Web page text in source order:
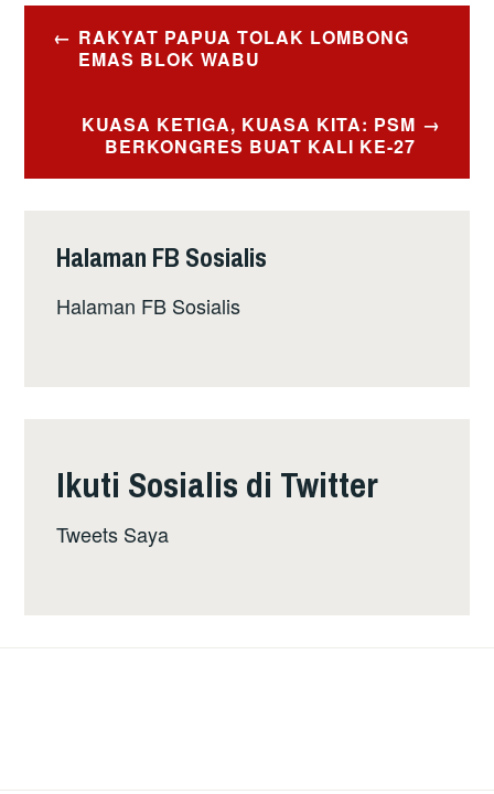
Post
navigation
RAKYAT PAPUA TOLAK LOMBONG
EMAS BLOK WABU
KUASA KETIGA, KUASA KITA: PSM
BERKONGRES BUAT KALI KE-27
Halaman FB Sosialis
Halaman FB Sosialis
Ikuti Sosialis di Twitter
Tweets Saya